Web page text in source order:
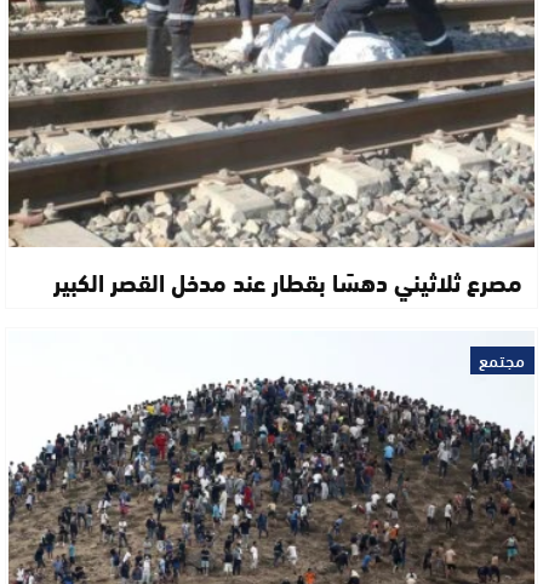
مصرع ثلاثيني دهسًا بقطار عند مدخل القصر الكبير
مجتمع